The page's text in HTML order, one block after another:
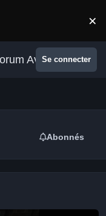
×
AvexSe connecter
Abonnés